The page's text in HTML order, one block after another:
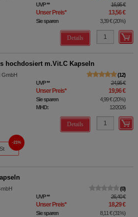
UVP** 16,95 €
Unser Preis* 13,56 €
Sie sparen 3,39 €(20%)
Details
hochdosiert m.Vit.C Kapseln
GmbH
12
UVP** 24,95 €
Unser Preis* 19,96 €
Sie sparen 4,99 €(20%)
MHD:
12/2026
Details
21%
0
UVP** 26,40 €
Unser Preis* 18,29 €
Sie sparen 8,11 €(31%)